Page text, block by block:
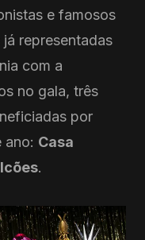
e famosos
representadas
com a
no gala, três
por
ano: Casa
.